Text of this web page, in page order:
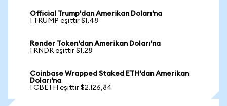
Official Trump'dan Amerikan Doları'na
1 TRUMP eşittir $1,48
Render Token'dan Amerikan Doları'na
1 RNDR eşittir $1,28
Coinbase Wrapped Staked ETH'dan Amerikan
Doları'na
1 CBETH eşittir $2.126,84